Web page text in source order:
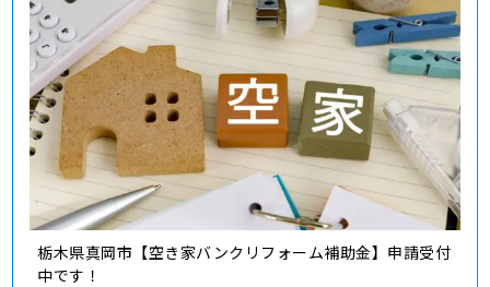
栃木県真岡市【空き家バンクリフォーム補助金】申請受付
中です！